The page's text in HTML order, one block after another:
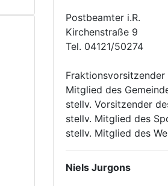
Postbeamter i.R.
Kirchenstraße 9
Tel. 04121/50274
Fraktionsvorsitzender
Mitglied des
stellv. Vorsitzender
stellv. Mitglied des
stellv. Mitglied des
Niels Jurgons